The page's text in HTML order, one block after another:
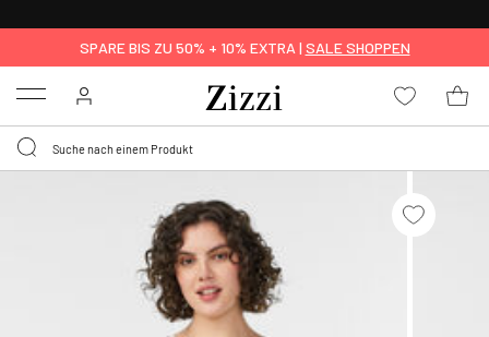
SPARE BIS ZU 50% + 10% EXTRA | SALE SHOPPEN
Menu